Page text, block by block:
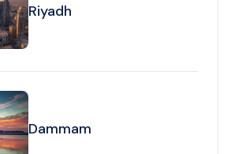
Riyadh
Dammam